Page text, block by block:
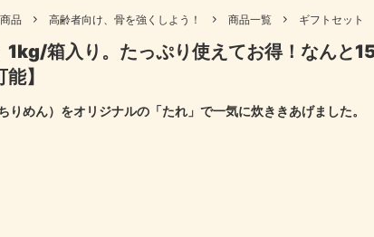
伊勢にぼし
国産 原木 しいたけ 初回のみ送料無
高齢者向け、骨を強くしよう！ 商品一覧
母の日セット 快気祝い
出産内祝い
品 高齢者向け、骨を強くしよう！ 商品一覧 ギフトセット
1kg/箱入り。たっぷり使えてお得！なんと
】
めん）をオリジナルの「たれ」で一気に炊ききあげました。